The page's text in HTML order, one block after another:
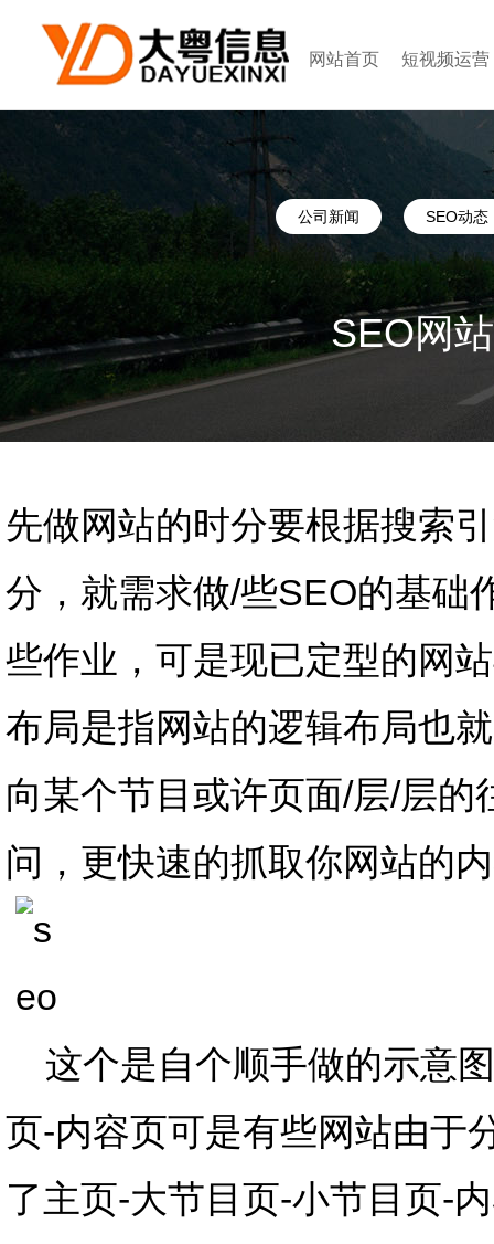
网站首页 短视频运营
公司新闻 SEO动态
SEO网
先做网站的时分要根据搜索
分，就需求做/些SEO的基础
些作业，可是现已定型的网
布局是指网站的逻辑布局也
向某个节目或许页面/层/层
问，更快速的抓取你网站的
这个是自个顺手做的示意
页-内容页可是有些网站由于
了主页-大节目页-小节目页-